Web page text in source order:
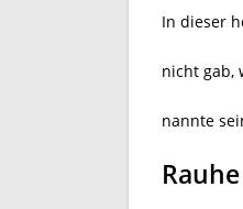
In dieser
nicht gab,
nannte